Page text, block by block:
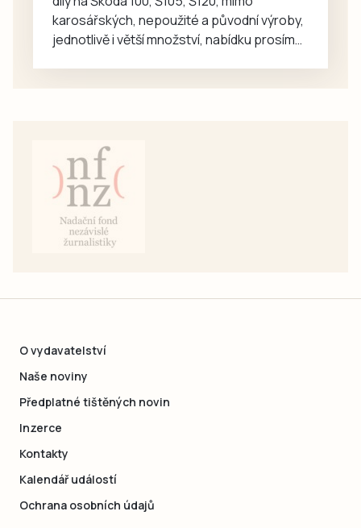
karosářských, nepoužité a původní výroby,
jednotlivě i větší množství, nabídku prosím
O vydavatelství
Naše noviny
Předplatné tištěných novin
Inzerce
Kontakty
Kalendář událostí
Ochrana osobních údajů